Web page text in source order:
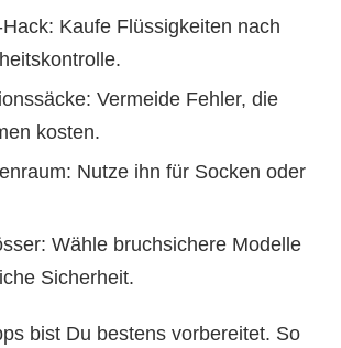
Kaufe Flüssigkeiten nach
Vermeide Fehler, die
kosten.
Nutze ihn für Socken oder
Wähle bruchsichere Modelle
Sicherheit.
bist Du bestens vorbereitet. So